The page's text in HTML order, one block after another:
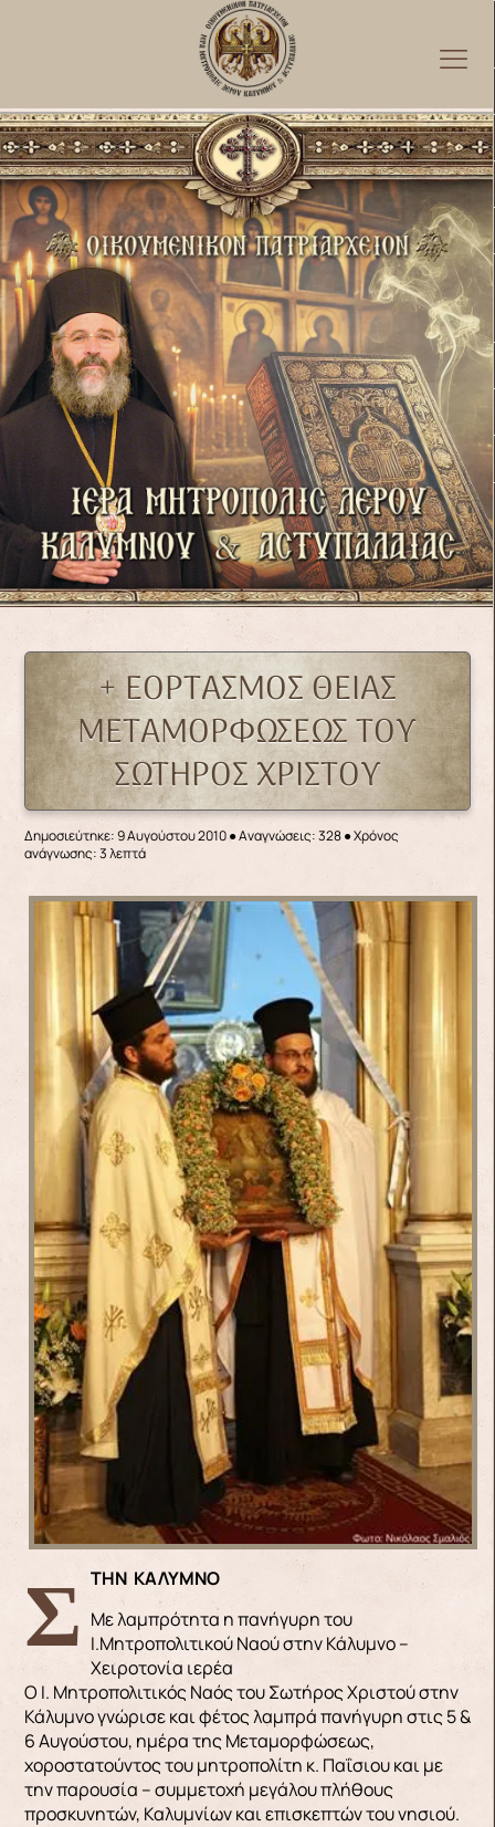
+ ΕΟΡΤΑΣΜΟΣ ΘΕΙΑΣ
ΜΕΤΑΜΟΡΦΩΣΕΩΣ ΤΟΥ
ΣΩΤΗΡΟΣ ΧΡΙΣΤΟΥ
Δημοσιεύτηκε: 9 Αυγούστου 2010●Αναγνώσεις: 328● Χρόνος
ανάγνωσης: 3 λεπτά
ΣΤΗΝ ΚΑΛΥΜΝΟ
Με λαμπρότητα η πανήγυρη του
Ι.Μητροπολιτικού Ναού στην Κάλυμνο –
Χειροτονία ιερέα
Ο Ι. Μητροπολιτικός Ναός του Σωτήρος Χριστού στην
Κάλυμνο γνώρισε και φέτος λαμπρά πανήγυρη στις 5 &
6 Αυγούστου, ημέρα της Μεταμορφώσεως,
χοροστατούντος του μητροπολίτη κ. Παΐσιου και με
την παρουσία – συμμετοχή μεγάλου πλήθους
προσκυνητών, Καλυμνίων και επισκεπτών του νησιού.